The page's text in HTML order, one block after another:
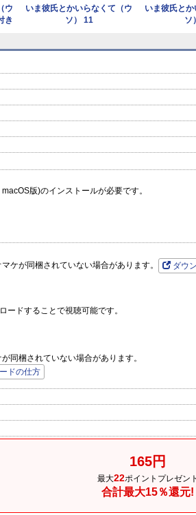
ウ
き
いま彼氏とかいらなくて（ウ
ソ） 11
いま彼氏と
ソ
版)のインストールが必要です。
ケが同梱されていない場合があります。 ダウ
ードすることで視聴可能です。
同梱されていない場合があります。
ドの仕方
165円
最大22ポイントプレゼント
合計最大15％還元!